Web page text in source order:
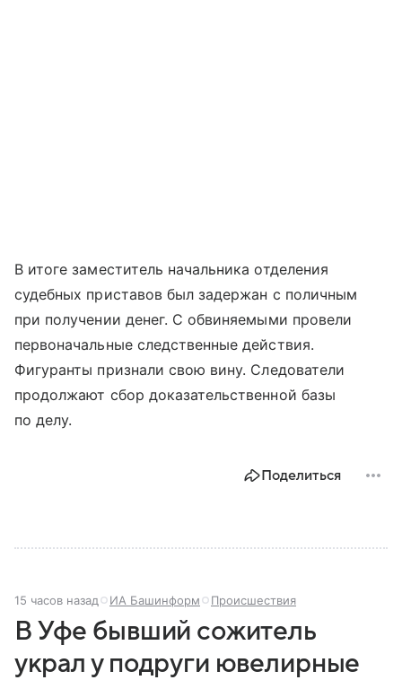
В итоге заместитель начальника отделения
судебных приставов был задержан с поличным
при получении денег. С обвиняемыми провели
первоначальные следственные действия.
Фигуранты признали свою вину. Следователи
продолжают сбор доказательственной базы
по делу.
Поделиться
15 часов назад ИА Башинформ Происшествия
В Уфе бывший сожитель
украл у подруги ювелирные